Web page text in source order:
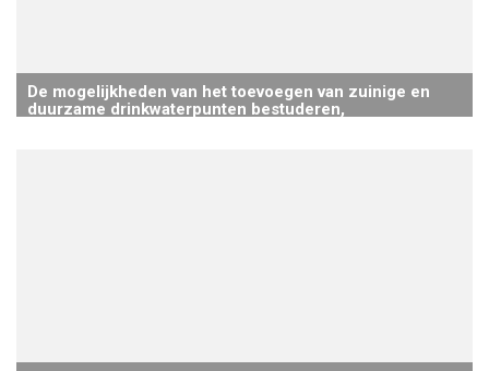
De mogelijkheden van het toevoegen van zuinige en
duurzame drinkwaterpunten bestuderen,